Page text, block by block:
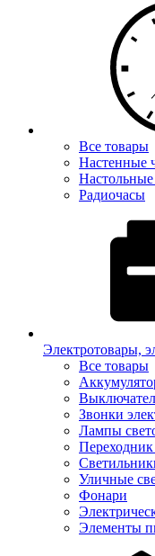
Все товары
Настенные
Радиочасы
Электротовары,
Все товары
Звонки
Лампы
Уличные
Фонари
Элементы